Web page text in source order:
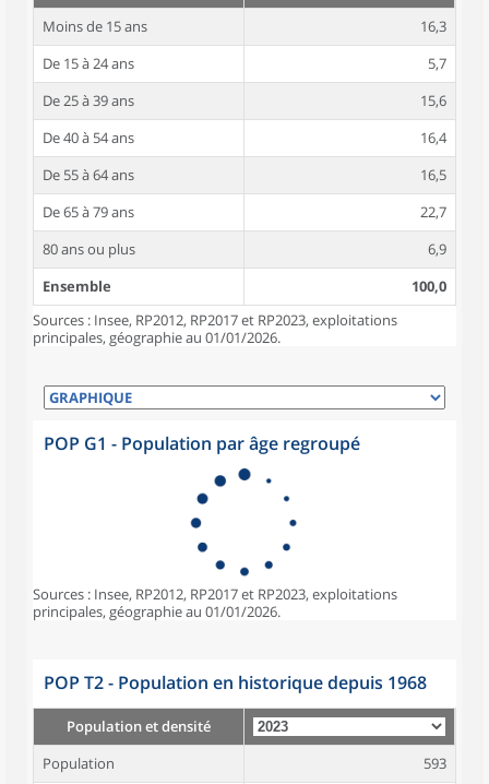
Moins de 15 ans
16,3
De 15 à 24 ans
5,7
De 25 à 39 ans
15,6
De 40 à 54 ans
16,4
De 55 à 64 ans
16,5
De 65 à 79 ans
22,7
80 ans ou plus
6,9
Ensemble
100,0
Sources : Insee, RP2012, RP2017 et RP2023, exploitations
principales, géographie au 01/01/2026.
POP G1 - Population par âge regroupé
Sources : Insee, RP2012, RP2017 et RP2023, exploitations
principales, géographie au 01/01/2026.
POP T2 - Population en historique depuis 1968
Population et densité
Population
593